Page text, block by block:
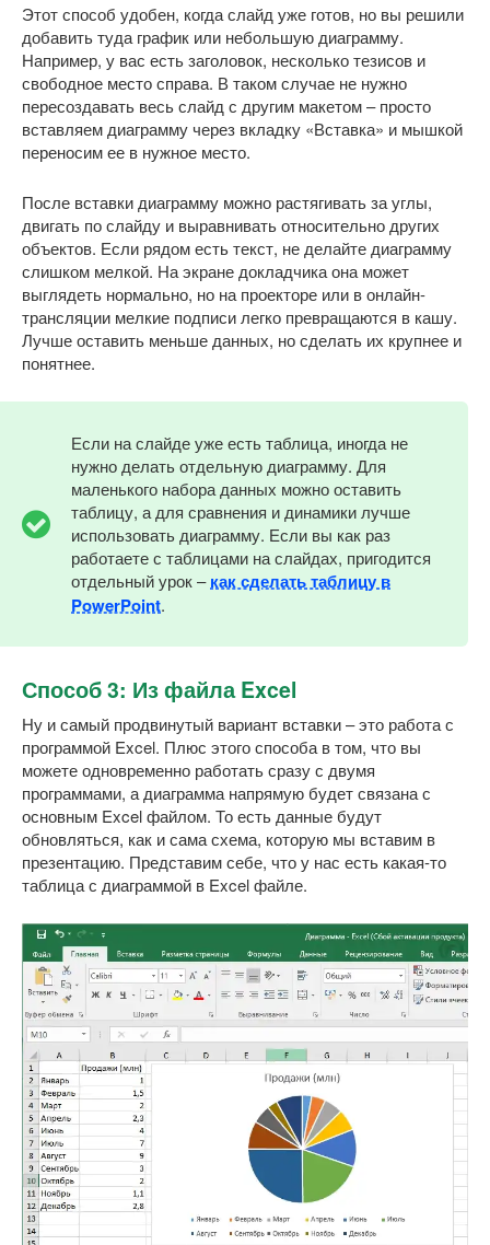
Этот способ удобен, когда слайд уже готов, но вы решили
добавить туда график или небольшую диаграмму.
Например, у вас есть заголовок, несколько тезисов и
свободное место справа. В таком случае не нужно
пересоздавать весь слайд с другим макетом – просто
вставляем диаграмму через вкладку «Вставка» и мышкой
переносим ее в нужное место.
После вставки диаграмму можно растягивать за углы,
двигать по слайду и выравнивать относительно других
объектов. Если рядом есть текст, не делайте диаграмму
слишком мелкой. На экране докладчика она может
выглядеть нормально, но на проекторе или в онлайн-
трансляции мелкие подписи легко превращаются в кашу.
Лучше оставить меньше данных, но сделать их крупнее и
понятнее.
Если на слайде уже есть таблица, иногда не
нужно делать отдельную диаграмму. Для
маленького набора данных можно оставить
таблицу, а для сравнения и динамики лучше
использовать диаграмму. Если вы как раз
работаете с таблицами на слайдах, пригодится
отдельный урок –как сделать таблицу в
PowerPoint.
Способ 3: Из файла Excel
Ну и самый продвинутый вариант вставки – это работа с
программой Excel. Плюс этого способа в том, что вы
можете одновременно работать сразу с двумя
программами, а диаграмма напрямую будет связана с
основным Excel файлом. То есть данные будут
обновляться, как и сама схема, которую мы вставим в
презентацию. Представим себе, что у нас есть какая-то
таблица с диаграммой в Excel файле.